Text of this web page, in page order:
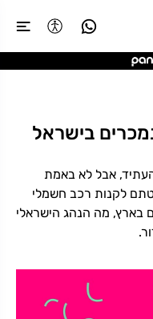
בישראל
העתיד, אבל לא באמת
לקנות רכב חשמלי
בארץ, מה הנהג הישראלי